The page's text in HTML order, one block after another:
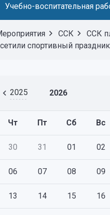
Учебно-воспитательная
ССК
ССК
спортивный
2025 2026
Чт Пт Сб Вс
30 31 01 02
06 07 08 09
13 14 15 16